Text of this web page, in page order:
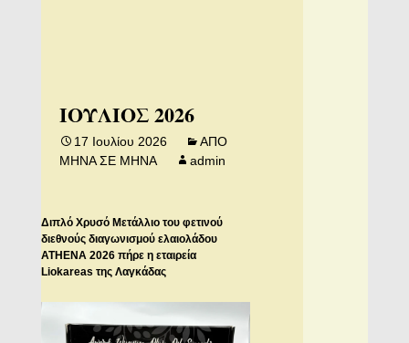
ΙΟΥΛΙΟΣ 2026
17 Ιουλίου 2026
ΑΠΟ
ΜΗΝΑ ΣΕ ΜΗΝΑ
admin
Διπλό Χρυσό Μετάλλιο του φετινού
διεθνoύς διαγωνισμού ελαιολάδου
ΑΤΗΕΝΑ 2026 πήρε η εταιρεία
Liokareas της Λαγκάδας